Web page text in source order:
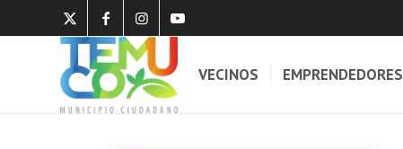
VECINOS EMPRENDEDORES